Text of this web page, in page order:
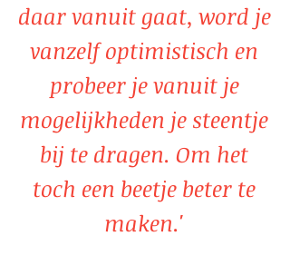
daar vanuit gaat, word je
vanzelf optimistisch en
probeer je vanuit je
mogelijkheden je steentje
bij te dragen. Om het
toch een beetje beter te
maken.'